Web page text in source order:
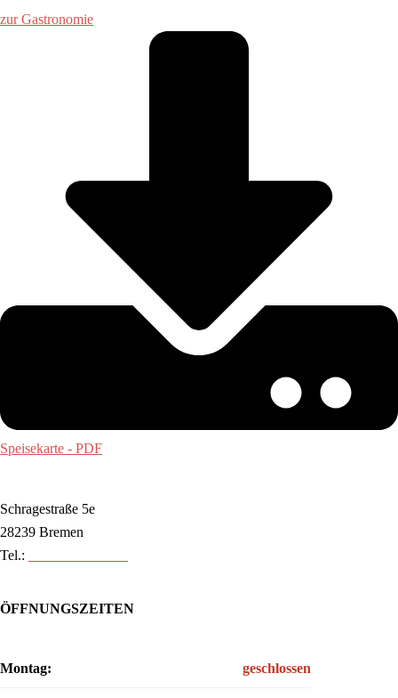
zur Gastronomie
Speisekarte - PDF
Schragestraße 5e
28239 Bremen
Tel.:
ÖFFNUNGSZEITEN
Montag: geschlossen